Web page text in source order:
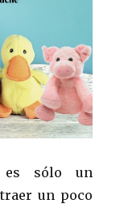
sólo un
un poco